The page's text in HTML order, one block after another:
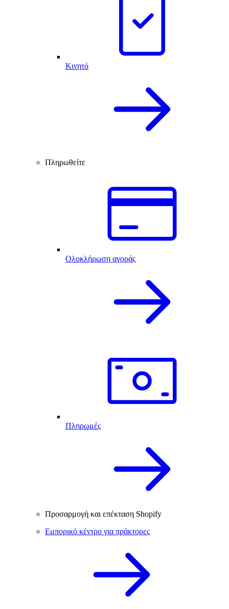
Κινητό
Πληρωθείτε
Ολοκλήρωση αγοράς
Πληρωμές
Προσαρμογή και επέκταση Shopify
Εμπορικό κέντρο για πράκτορες